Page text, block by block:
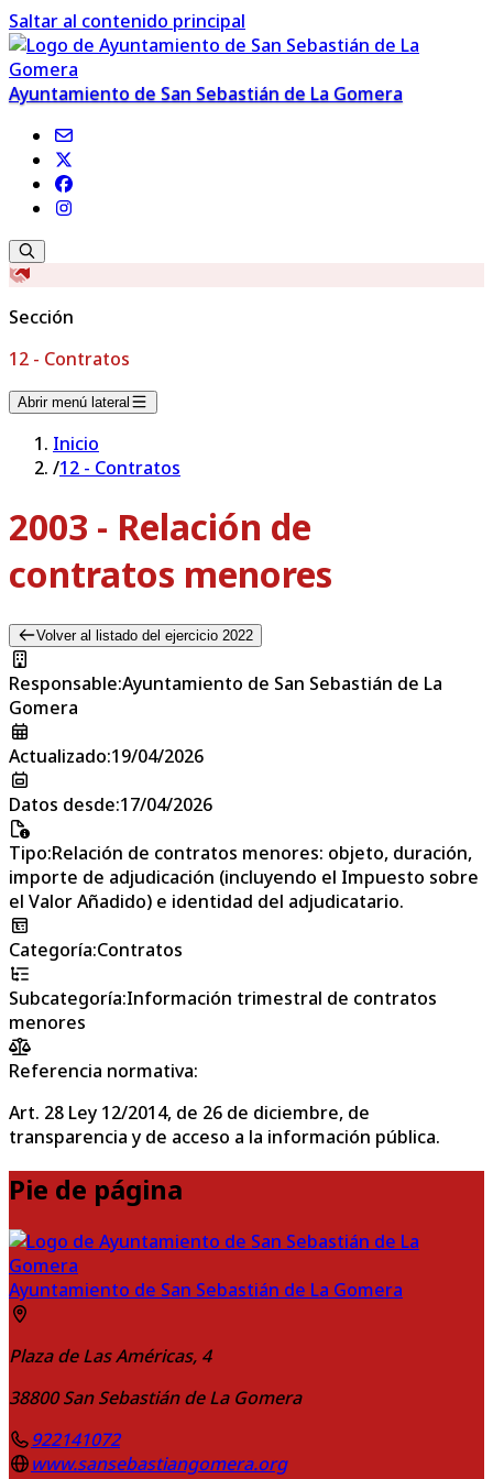
Saltar al contenido principal
Ayuntamiento de San Sebastián de La Gomera
Sección
12 - Contratos
Abrir menú lateral
Inicio
/12 - Contratos
2003 - Relación de
contratos menores
Volver al listado del ejercicio 2022
Responsable:Ayuntamiento de San Sebastián de La
Gomera
Actualizado:19/04/2026
Datos desde:17/04/2026
Tipo:Relación de contratos menores: objeto, duración,
importe de adjudicación (incluyendo el Impuesto sobre
el Valor Añadido) e identidad del adjudicatario.
Categoría:Contratos
Subcategoría:Información trimestral de contratos
menores
Referencia normativa:
Art. 28 Ley 12/2014, de 26 de diciembre, de
transparencia y de acceso a la información pública.
Pie de página
Ayuntamiento de San Sebastián de La Gomera
Plaza de Las Américas, 4
38800 San Sebastián de La Gomera
922141072
www.sansebastiangomera.org